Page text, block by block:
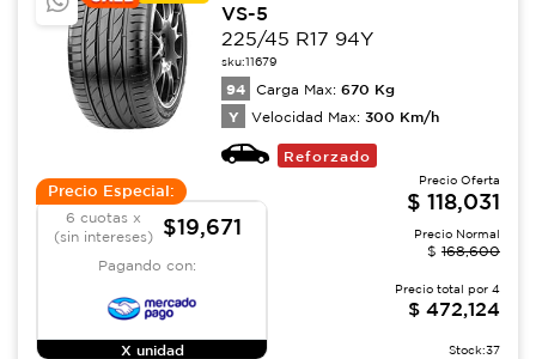
VS-5
225/45 R17 94Y
sku:11679
94 Carga Max: 670 Kg
Y Velocidad Max: 300 Km/h
Reforzado
Precio Especial:
6 cuotas x
(sin intereses)
$19,671
Pagando con:
X unidad
Precio Oferta
$ 118,031
Precio Normal
$ 168,600
Precio total por 4
$ 472,124
Stock:37